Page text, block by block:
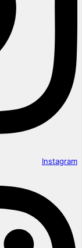
Instagram